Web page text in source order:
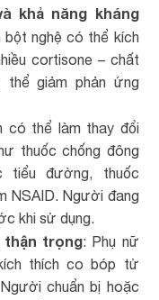
khả năng kháng
bột nghệ có thể kích
cortisone – chất
thể giảm phản ứng
có thể làm thay đổi
thuốc chống đông
tiểu đường, thuốc
NSAID. Người đang
khi sử dụng.
trọng: Phụ nữ
thích co bóp tử
chuẩn bị hoặc